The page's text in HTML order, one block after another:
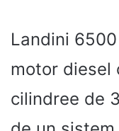
Landini
motor diesel
cilindree de